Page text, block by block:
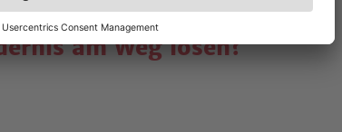
den Blick oder kann ihn
am Weg lösen?